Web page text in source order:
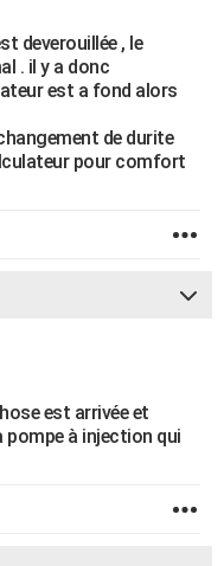
deverouillée , le
. il y a donc
est a fond alors
de durite
pour comfort
est arrivée et
à injection qui